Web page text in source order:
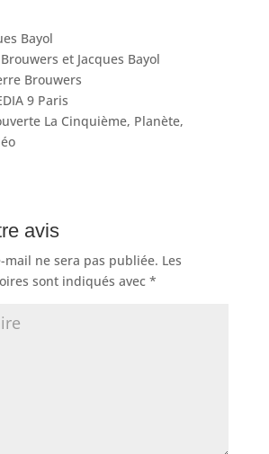
Bayol
et Jacques Bayol
Brouwers
9 Paris
La Cinquième, Planète,
avis
mail ne sera pas publiée. Les
sont indiqués avec *